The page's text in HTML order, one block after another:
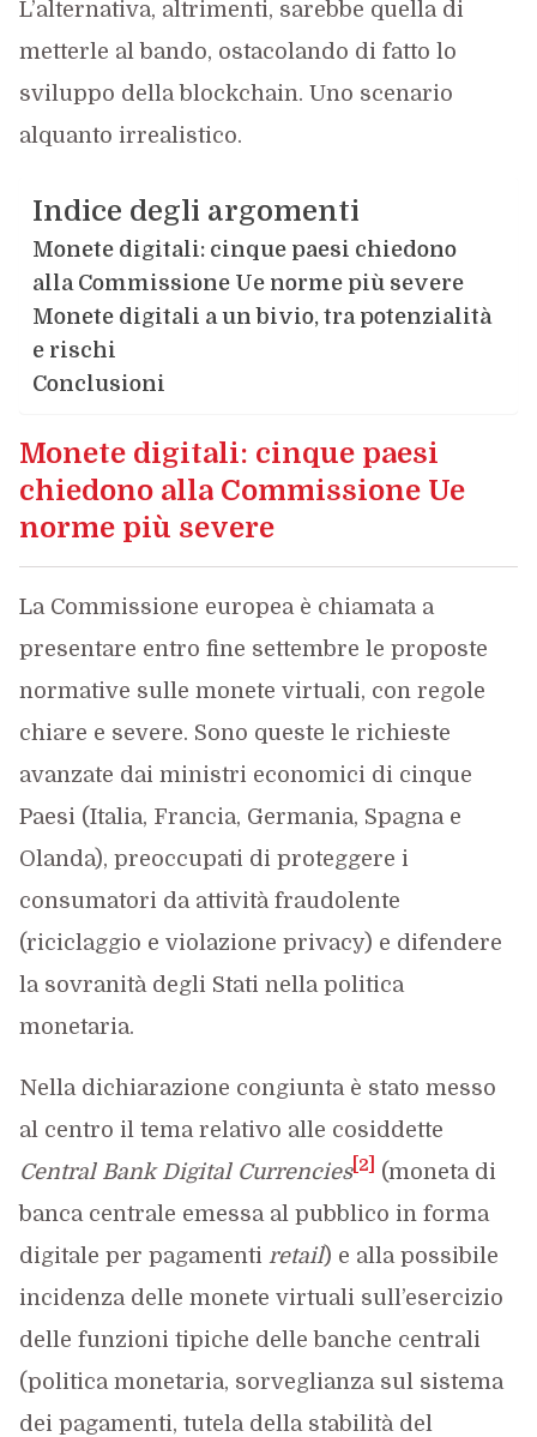
L’alternativa, altrimenti, sarebbe quella di
metterle al bando, ostacolando di fatto lo
sviluppo della blockchain. Uno scenario
alquanto irrealistico.
Indice degli argomenti
Monete digitali: cinque paesi chiedono
alla Commissione Ue norme più severe
Monete digitali a un bivio, tra potenzialità
e rischi
Conclusioni
Monete digitali: cinque paesi
chiedono alla Commissione Ue
norme più severe
La Commissione europea è chiamata a
presentare entro fine settembre le proposte
normative sulle monete virtuali, con regole
chiare e severe. Sono queste le richieste
avanzate dai ministri economici di cinque
Paesi (Italia, Francia, Germania, Spagna e
Olanda), preoccupati di proteggere i
consumatori da attività fraudolente
(riciclaggio e violazione privacy) e difendere
la sovranità degli Stati nella politica
monetaria.
Nella dichiarazione congiunta è stato messo
al centro il tema relativo alle cosiddette
Central Bank Digital Currencies[2]
(moneta di
banca centrale emessa al pubblico in forma
digitale per pagamenti retail) e alla possibile
incidenza delle monete virtuali sull’esercizio
delle funzioni tipiche delle banche centrali
(politica monetaria, sorveglianza sul sistema
dei pagamenti, tutela della stabilità del